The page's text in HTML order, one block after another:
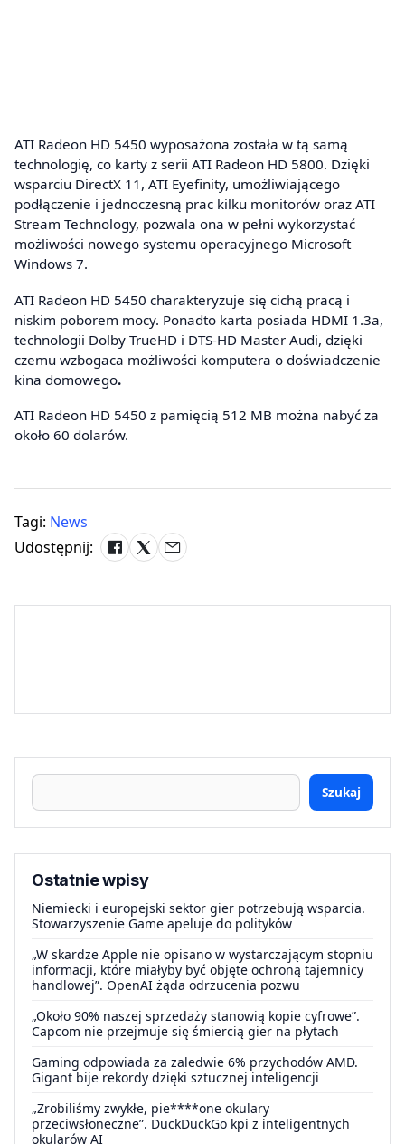
ATI Radeon HD 5450 wyposażona została w tą samą
technologię, co karty z serii ATI Radeon HD 5800. Dzięki
wsparciu DirectX 11, ATI Eyefinity, umożliwiającego
podłączenie i jednoczesną prac kilku monitorów oraz ATI
Stream Technology, pozwala ona w pełni wykorzystać
możliwości nowego systemu operacyjnego Microsoft
Windows 7.
ATI Radeon HD 5450 charakteryzuje się cichą pracą i
niskim poborem mocy. Ponadto karta posiada HDMI 1.3a,
technologii Dolby TrueHD i DTS-HD Master Audi, dzięki
czemu wzbogaca możliwości komputera o doświadczenie
kina domowego.
ATI Radeon HD 5450 z pamięcią 512 MB można nabyć za
około 60 dolarów.
Tagi: News
Udostępnij:
Szukaj
Ostatnie wpisy
Niemiecki i europejski sektor gier potrzebują wsparcia.
Stowarzyszenie Game apeluje do polityków
„W skardze Apple nie opisano w wystarczającym stopniu
informacji, które miałyby być objęte ochroną tajemnicy
handlowej”. OpenAI żąda odrzucenia pozwu
„Około 90% naszej sprzedaży stanowią kopie cyfrowe”.
Capcom nie przejmuje się śmiercią gier na płytach
Gaming odpowiada za zaledwie 6% przychodów AMD.
Gigant bije rekordy dzięki sztucznej inteligencji
„Zrobiliśmy zwykłe, pie****one okulary
przeciwsłoneczne”. DuckDuckGo kpi z inteligentnych
okularów AI